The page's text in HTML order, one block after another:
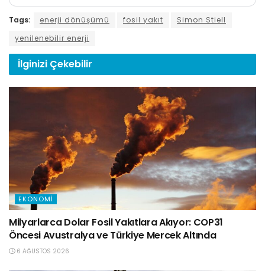
Tags: enerji dönüşümü fosil yakıt
Simon Stiell
yenilenebilir enerji
İlginizi Çekebilir
EKONOMI
Milyarlarca Dolar Fosil Yakıtlara Akıyor: COP31
Öncesi Avustralya ve Türkiye Mercek Altında
6 AĞUSTOS 2026